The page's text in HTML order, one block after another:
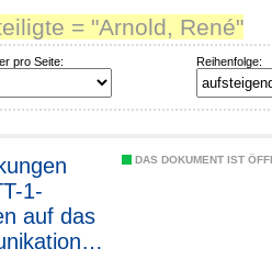
= "Arnold, René"
pro Seite: Reihenfolge:
DAS DOKUMENT IST
1-
auf das